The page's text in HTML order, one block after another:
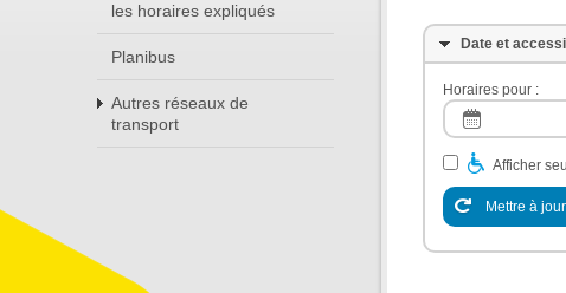
les horaires expliqués
Planibus
Autres réseaux de
transport
Date et
Horaires pour :
Afficher
Mettre à